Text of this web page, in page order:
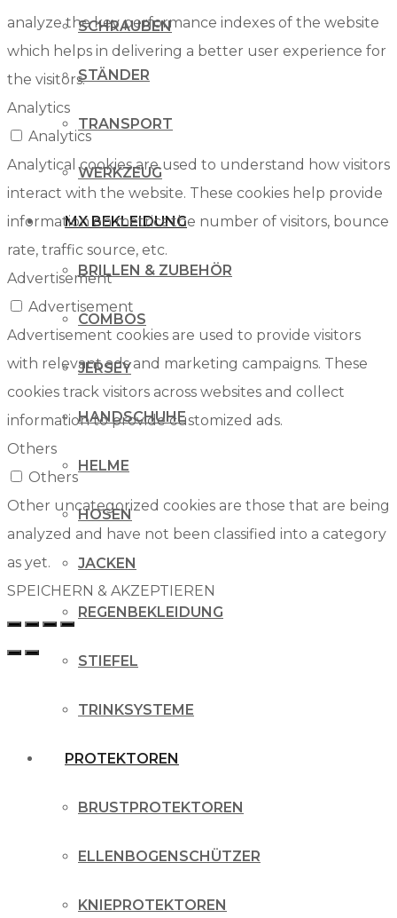
SCHRAUBEN
STÄNDER
TRANSPORT
WERKZEUG
MX BEKLEIDUNG
BRILLEN & ZUBEHÖR
COMBOS
JERSEY
HANDSCHUHE
HELME
HOSEN
JACKEN
REGENBEKLEIDUNG
STIEFEL
TRINKSYSTEME
PROTEKTOREN
BRUSTPROTEKTOREN
ELLENBOGENSCHÜTZER
KNIEPROTEKTOREN
analyze the key performance indexes of the website
which helps in delivering a better user experience for
the visitors.
Analytics
Analytics
Analytical cookies are used to understand how visitors
interact with the website. These cookies help provide
information on metrics the number of visitors, bounce
rate, traffic source, etc.
Advertisement
Advertisement
Advertisement cookies are used to provide visitors
with relevant ads and marketing campaigns. These
cookies track visitors across websites and collect
information to provide customized ads.
Others
Others
Other uncategorized cookies are those that are being
analyzed and have not been classified into a category
as yet.
SPEICHERN & AKZEPTIEREN